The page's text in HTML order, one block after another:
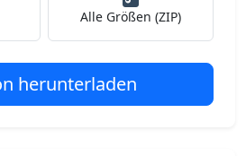
Alle Größen (ZIP)
herunterladen